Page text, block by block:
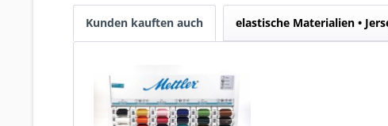
Kunden kauften auch elastische Materialien •